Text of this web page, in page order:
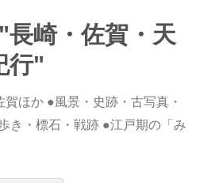
崎・佐賀・天
行"
ほか ●風景・史跡・古写真・
き・標石・戦跡 ●江戸期の「み